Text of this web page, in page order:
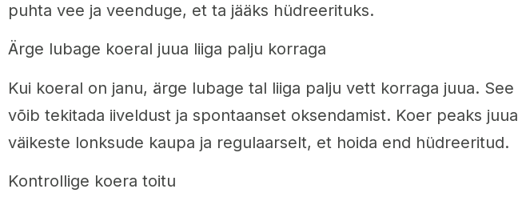
puhta vee ja veenduge, et ta jääks hüdreerituks.
Ärge lubage koeral juua liiga palju korraga
Kui koeral on janu, ärge lubage tal liiga palju vett korraga juua. See
võib tekitada iiveldust ja spontaanset oksendamist. Koer peaks juua
väikeste lonksude kaupa ja regulaarselt, et hoida end hüdreeritud.
Kontrollige koera toitu